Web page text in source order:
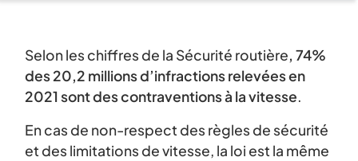
Selon les chiffres de la Sécurité routière, 74%
des 20,2 millions d’infractions relevées en
2021 sont des contraventions à la vitesse.
En cas de non-respect des règles de sécurité
et des limitations de vitesse, la loi est la même